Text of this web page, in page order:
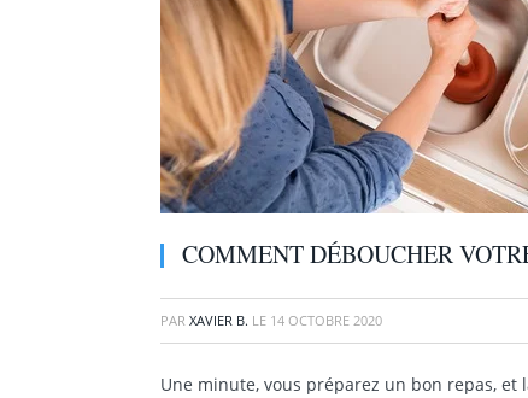
COMMENT DÉBOUCHER
PAR XAVIER B. LE 14 OCTOBRE 2020
Une minute, vous préparez un bon repas, et